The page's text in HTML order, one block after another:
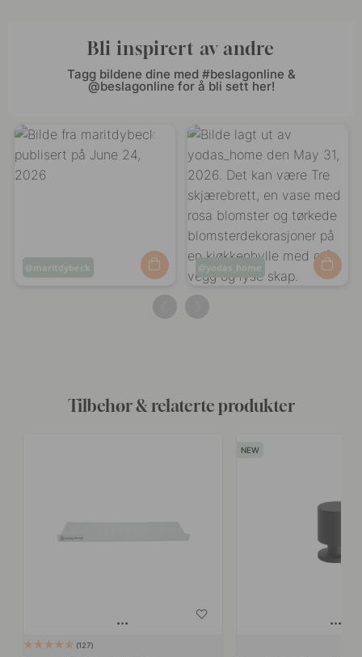
Bli inspirert av andre
Tagg bildene dine med #beslagonline &
@beslagonline for å bli sett her!
Innlegg
maritdybeck
Innlegg
publisert
yodas_home
Tilbehør & relaterte produkter
127